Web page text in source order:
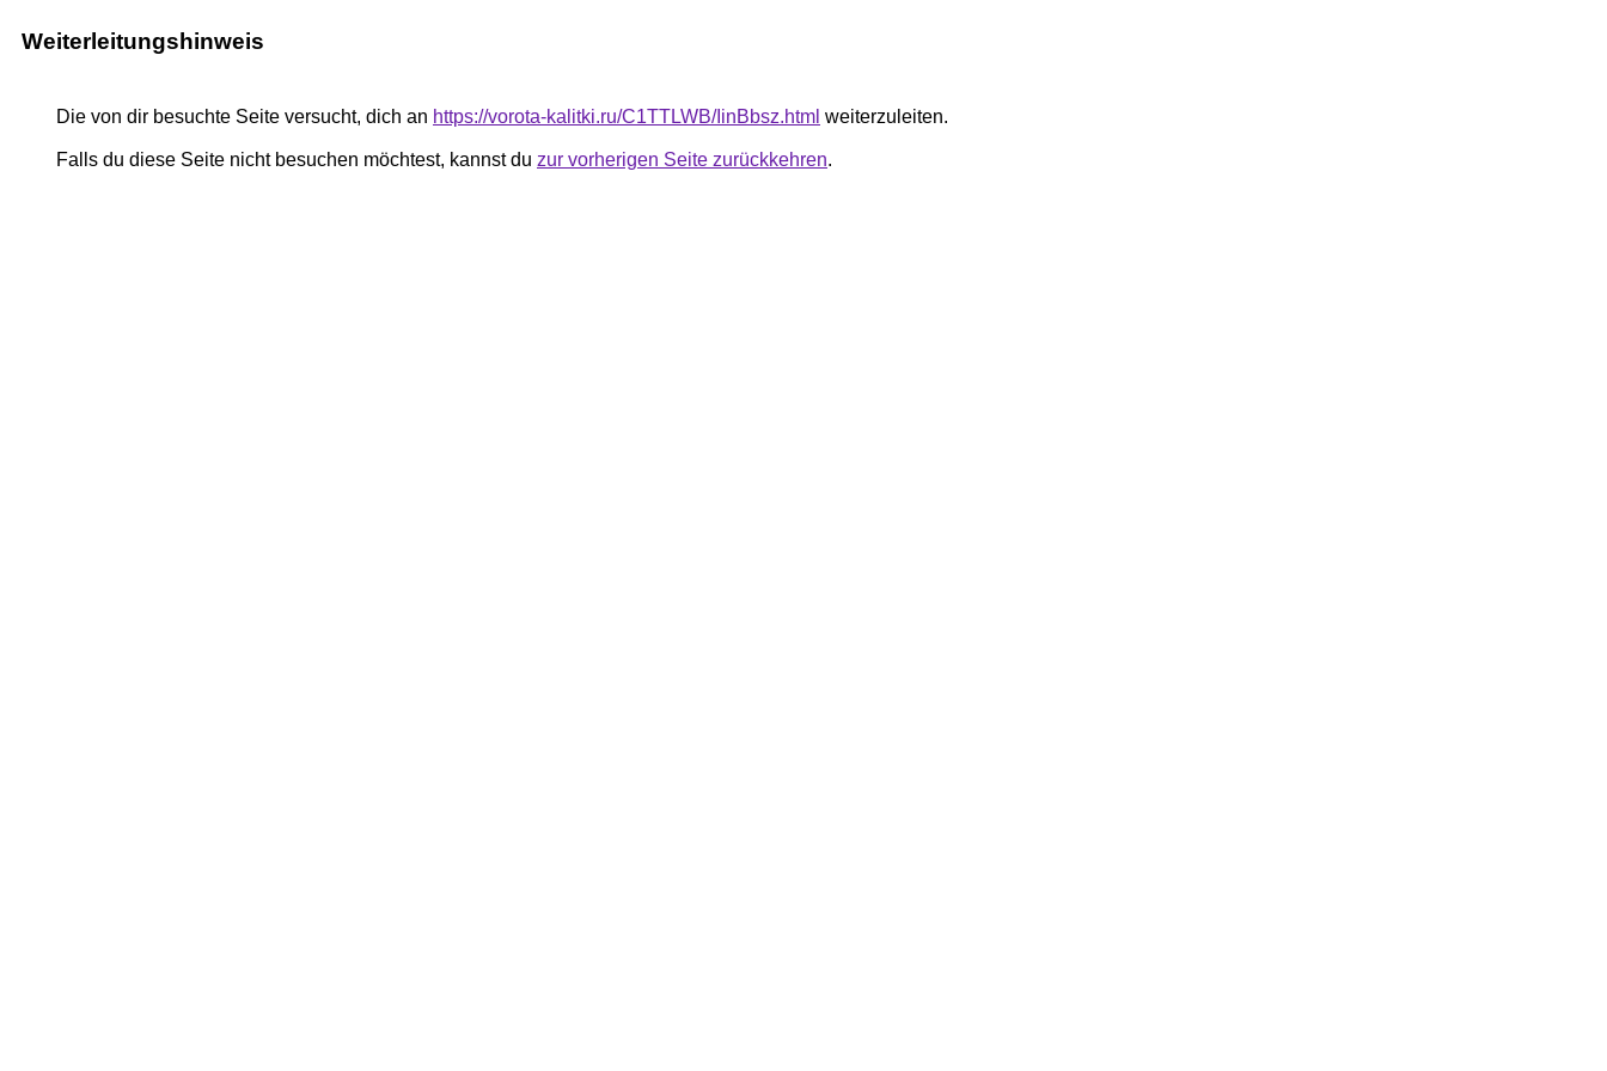
Weiterleitungshinweis
Die von dir besuchte Seite versucht, dich an https://vorota-kalitki.ru/C1TTLWB/IinBbsz.html weiterzuleiten.
Falls du diese Seite nicht besuchen möchtest, kannst du zur vorherigen Seite zurückkehren.